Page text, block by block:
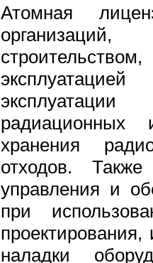
Атомная
радиационных
хранения
отходов.
управления и
при
проектирования,
наладки